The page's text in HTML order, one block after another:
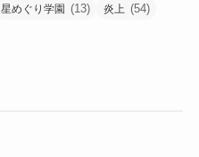
星めぐり学園 (13) 炎上 (54)